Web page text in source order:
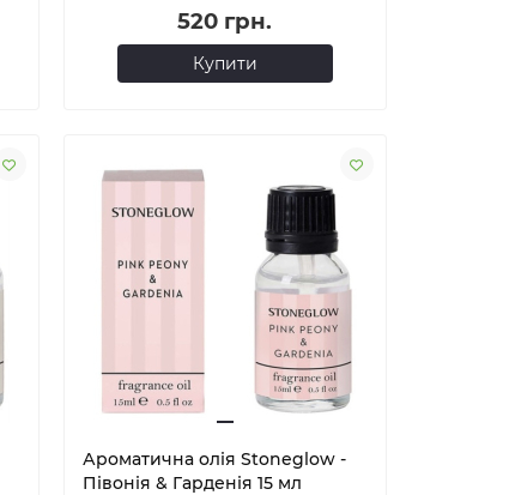
520 грн.
Купити
Ароматична олія Stoneglow -
Півонія & Гарденія 15 мл